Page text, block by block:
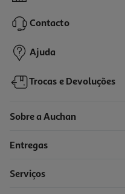
1.399,99 €
Contacto
Ajuda
Trocas e Devoluções
Sobre a Auchan
Entregas
Serviços